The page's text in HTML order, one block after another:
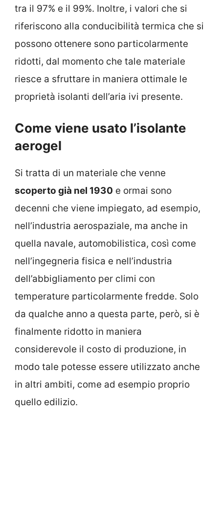
tra il 97% e il 99%. Inoltre, i valori che si
riferiscono alla conducibilità termica che si
possono ottenere sono particolarmente
ridotti, dal momento che tale materiale
riesce a sfruttare in maniera ottimale le
proprietà isolanti dell’aria ivi presente.
Come viene usato l’isolante
aerogel
Si tratta di un materiale che venne
scoperto già nel 1930 e ormai sono
decenni che viene impiegato, ad esempio,
nell’industria aerospaziale, ma anche in
quella navale, automobilistica, così come
nell’ingegneria fisica e nell’industria
dell’abbigliamento per climi con
temperature particolarmente fredde. Solo
da qualche anno a questa parte, però, si è
finalmente ridotto in maniera
considerevole il costo di produzione, in
modo tale potesse essere utilizzato anche
in altri ambiti, come ad esempio proprio
quello edilizio.